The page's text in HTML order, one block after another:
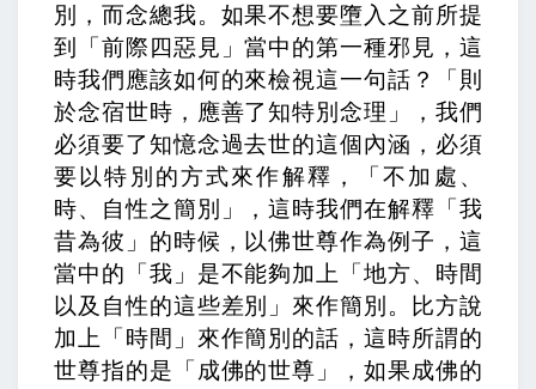
別，而念總我。 如果不想要墮入之前所提
到「前際四惡見」當中的第一種邪見，這
時我們應該如何的來檢視這一句話？「則
於念宿世時，應善了知特別念理」，我們
必須要了知憶念過去世的這個內涵，必須
要以特別的方式來作解釋，「不加處、
時、自性之簡別」，這時我們在解釋「我
昔為彼」的時候，以佛世尊作為例子，這
當中的「我」是不能夠加上「地方、時間
以及自性的這些差別」來作簡別。比方說
加上「時間」來作簡別的話，這時所謂的
世尊指的是「成佛的世尊」，如果成佛的